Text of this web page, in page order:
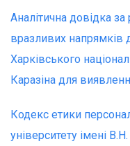
Аналітична довідка
вразливих напрямків
Харківського
Каразіна для
Кодекс етики
університету імені